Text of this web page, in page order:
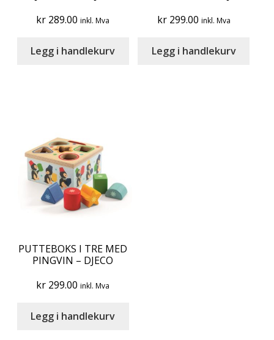
kr 289.00 inkl. Mva
Legg i handlekurv
kr299.00 inkl. Mva
Legg i handlekurv
PUTTEBOKS I TRE MED
PINGVIN – DJECO
kr 299.00 inkl. Mva
Legg i handlekurv